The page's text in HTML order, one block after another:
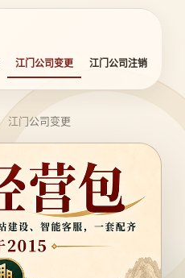
江门公司变更 江门公司注销
江门公司变更